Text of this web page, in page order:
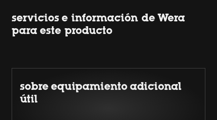
servicios e información de Wera
para este producto
sobre equipamiento adicional
útil